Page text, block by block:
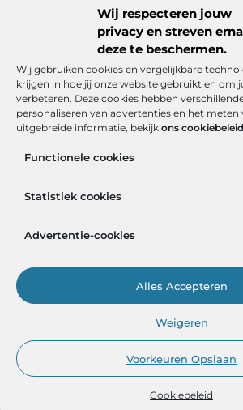
Wij respecteren jouw
privacy en streven
deze te beschermen.
Wij gebruiken cookies en vergelijkbare
krijgen in hoe jij onze website gebruikt en om
verbeteren. Deze cookies hebben
personaliseren van advertenties en het meten
uitgebreide informatie, bekijk ons cookiebeleid
Functionele cookies
Statistiek cookies
Advertentie-cookies
Alles Accepteren
Weigeren
Voorkeuren Opslaan
Cookiebeleid
Het Portaal voor Inzichten en
— AdviesPortal.nl verzamelt de beste blogs
helpen groeien. Ontdek, leer en laat
www.adviesportal.nl.All
Onze informatie